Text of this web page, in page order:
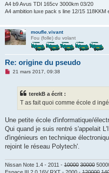
A4 b9 Avus TDI 165cv 3000km 03/20
A4 ambition luxe pack s line 12/15 118KKM
moufle.vivant
Fou (folle) du volant
Re: origine du pseudo
M
o
n
l
u
21 mars 2017, 09:38
terekB a écrit :
T as fait quoi comme école d
Une petite école d'informatique/
Qui quand je suis rentré s'appelait
d'ingénieurs en technique
rejoint le réseau Polytech'.
Nissan Note 1.4 - 2011 - 10000 30000